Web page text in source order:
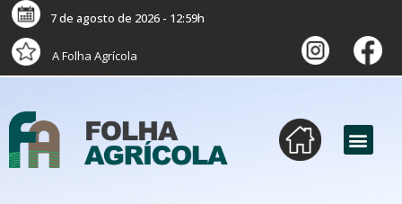
7 de agosto de 2026 - 12:59h
A Folha Agrícola